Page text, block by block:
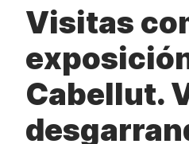
Visitas
Cabellut.